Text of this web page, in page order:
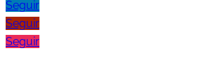
Seguir
Seguir
Seguir